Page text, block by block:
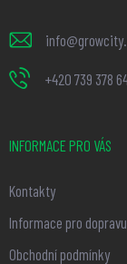
info@
+420 739 378
INFORMACE PRO VÁS
Kontakty
Informace pro
Obchodní podmínky